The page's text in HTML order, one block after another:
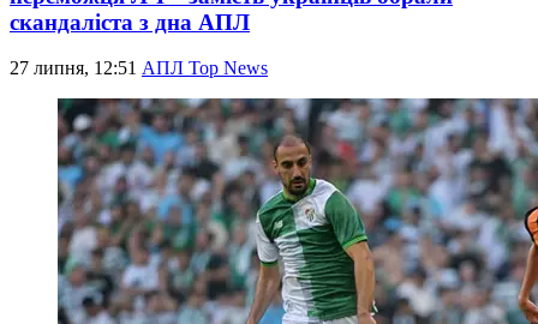
скандаліста з дна АПЛ
27 липня, 12:51 АПЛ Top News